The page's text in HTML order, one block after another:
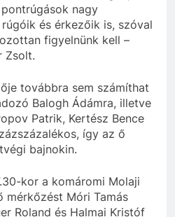
nagy
és érkezőik is, szóval
figyelnünk kell –
Zsolt.
továbbra sem számíthat
Balogh Ádámra, illetve
Patrik, Kertész Bence
így az ő
bajnokin.
kor a komáromi Molaji
mérkőzést Móri Tamás
Roland és Halmai Kristóf